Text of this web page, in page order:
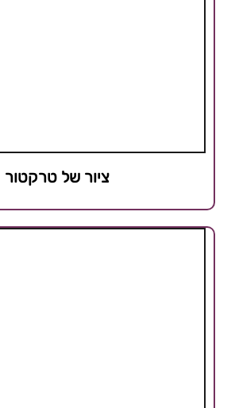
ציור של טרקטור